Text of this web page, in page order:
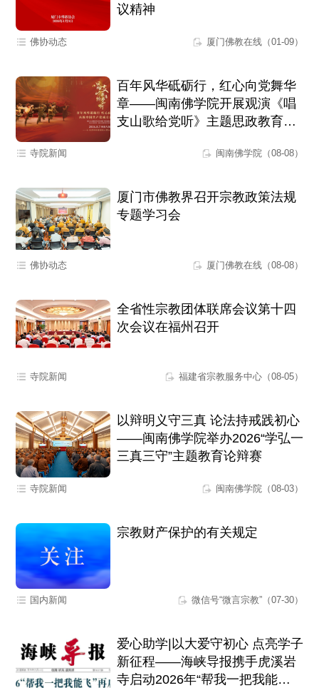
议精神
厦门佛教在线（01-09）
佛协动态
百年风华砥砺行，红心向党舞华
章——闽南佛学院开展观演《唱
支山歌给党听》主题思政教育活
闽南佛学院（08-08）
寺院新闻
厦门市佛教界召开宗教政策法规
专题学习会
厦门佛教在线（08-08）
佛协动态
全省性宗教团体联席会议第十四
次会议在福州召开
福建省宗教服务中心（08-05）
寺院新闻
以辩明义守三真 论法持戒践初心
——闽南佛学院举办2026“学弘一
三真三守”主题教育论辩赛
闽南佛学院（08-03）
寺院新闻
宗教财产保护的有关规定
微信号“微言宗教”（07-30）
国内新闻
爱心助学|以大爱守初心 点亮学子
新征程——海峡导报携手虎溪岩
寺启动2026年“帮我一把我能